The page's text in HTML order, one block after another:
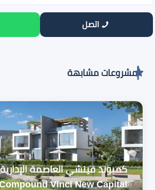
اتصل
مشروعات مشابهة
كمبوند فينشي العاصمة
Vinci New Capital